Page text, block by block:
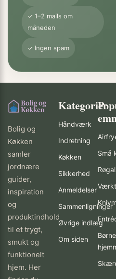
✓ 1–2 mails om
måneden
✓ Ingen spam
Bolig og
Køkken
samler
jordnære
guider,
inspiration
og
produktindhold
til et trygt,
smukt og
funktionelt
hjem. Her
Kategorier
Håndværk
Indretning
Køkken
Sikkerhed
Anmeldelser
Sammenligninger
Øvrige indlæg
Om siden
Små